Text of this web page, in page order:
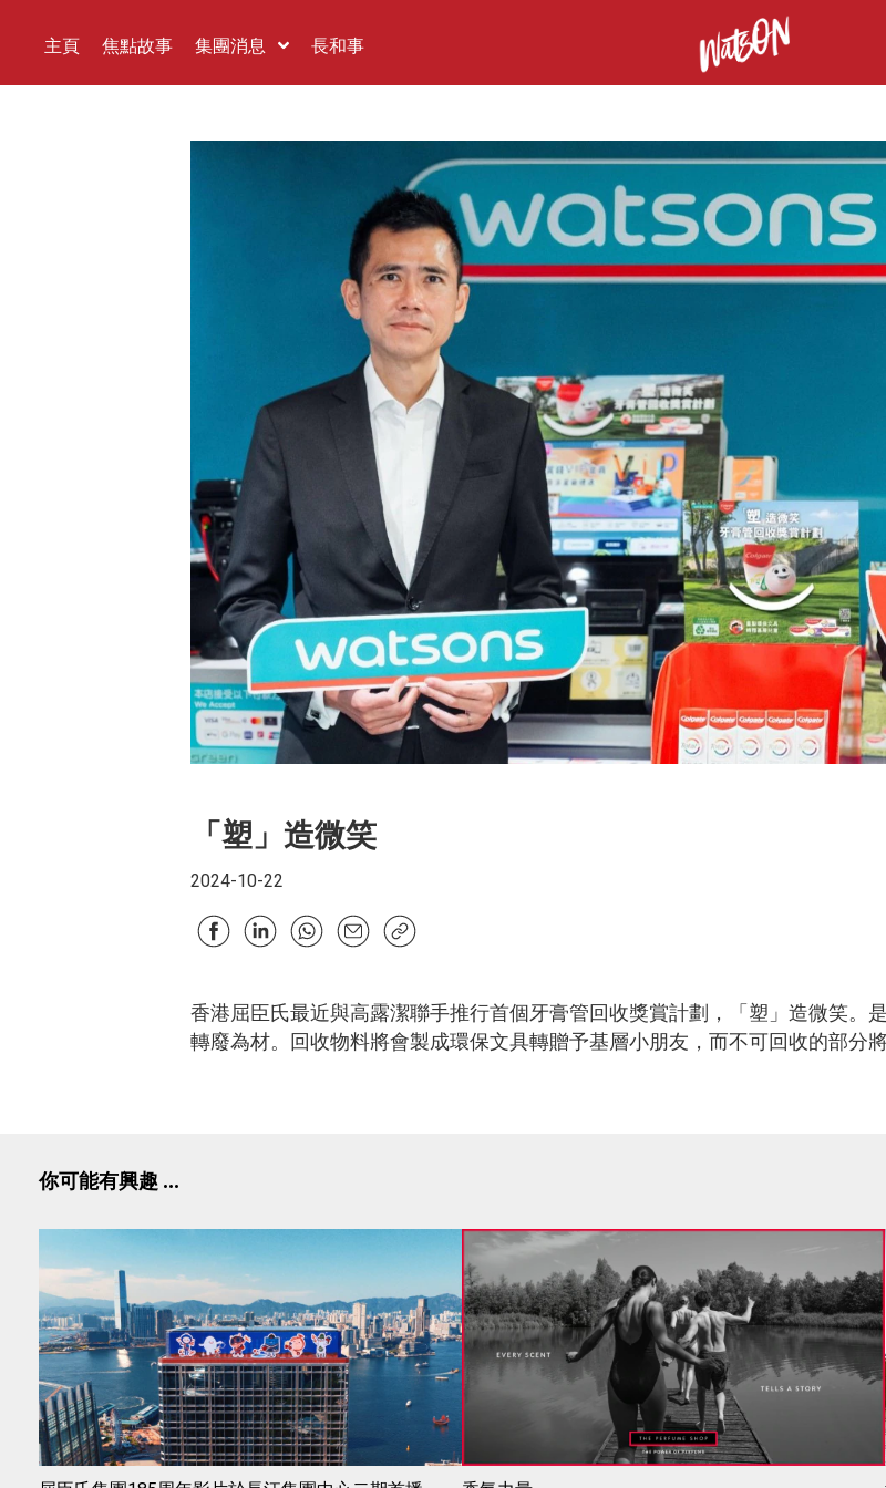
主頁 焦點故事 集團消息 長和事
「塑」造微笑
2024-10-22
香港屈臣氏最近與高露潔聯手推行首個牙膏管回收獎賞計劃，「塑」造微笑。
轉廢為材。回收物料將會製成環保文具轉贈予基層小朋友，而不可回收的部分
你可能有興趣 ...